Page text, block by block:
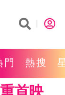
門 熱搜
首映